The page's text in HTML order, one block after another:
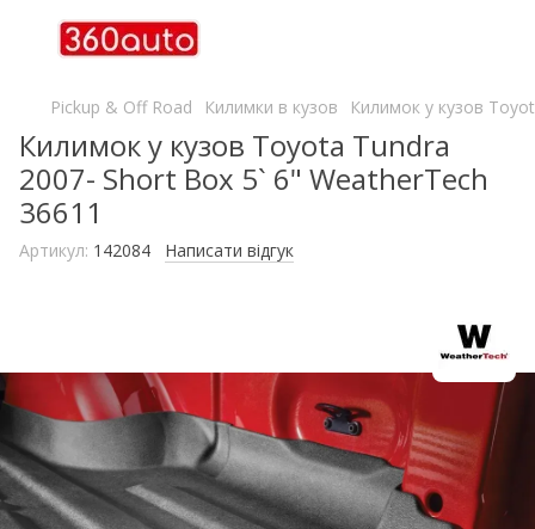
Pickup & Off Road Килимки в кузов Килимок у кузов
Килимок у кузов Toyota Tundra
2007- Short Box 5` 6" WeatherTech
36611
Артикул: 142084 Написати відгук